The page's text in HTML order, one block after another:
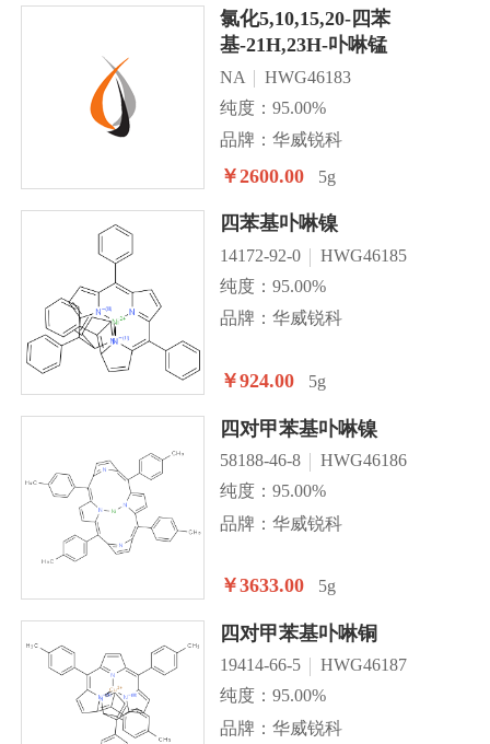
氯化5,10,15,20-四苯
基-21H,23H-卟啉锰
NA
HWG46183
纯度：95.00%
品牌：华威锐科
￥2600.00 5g
四苯基卟啉镍
14172-92-0
HWG46185
纯度：95.00%
品牌：华威锐科
￥924.00 5g
四对甲苯基卟啉镍
58188-46-8
HWG46186
纯度：95.00%
品牌：华威锐科
￥3633.00 5g
四对甲苯基卟啉铜
19414-66-5
HWG46187
纯度：95.00%
品牌：华威锐科